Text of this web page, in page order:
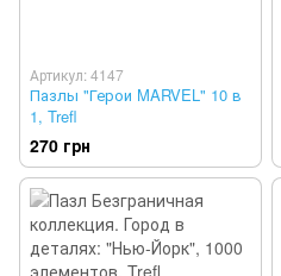
Артикул: 4147
Пазлы "Герои MARVEL" 10 в
1, Trefl
270 грн